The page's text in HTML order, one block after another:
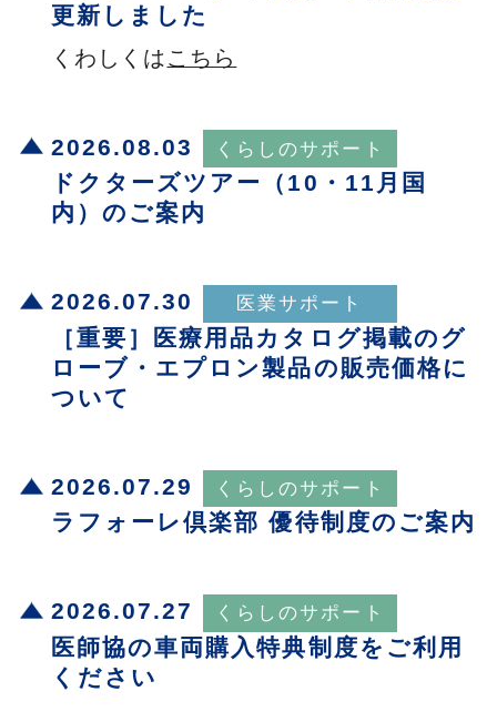
更新しました
くわしくは こちら
2026.08.03
ドクターズツアー（10・11月国
内）のご案内
2026.07.30
［重要］医療用品カタログ掲載のグ
ローブ・エプロン製品の販売価格に
ついて
2026.07.29
ラフォーレ倶楽部 優待制度のご案内
2026.07.27
医師協の車両購入特典制度をご利用
ください